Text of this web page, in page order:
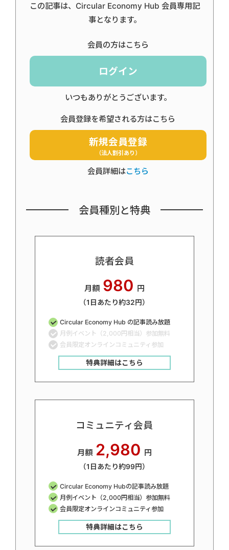
この記事は、Circular Economy Hub 会員専用記
事となります。
会員の方はこちら
ログイン
いつもありがとうございます。
会員登録を希望される方はこちら
新規会員登録
（法人割引あり）
会員詳細はこちら
会員種別と特典
読者会員
月額 980 円
（1日あたり約32円）
Circular Economy Hub の記事読み放題
月例イベント（2,000円相当）参加無料
会員限定オンラインコミュニティ参加
特典詳細はこちら
コミュニティ会員
月額 2,980 円
（1日あたり約99円）
Circular Economy Hubの記事読み放題
月例イベント（2,000円相当）参加無料
会員限定オンラインコミュニティ参加
特典詳細はこちら